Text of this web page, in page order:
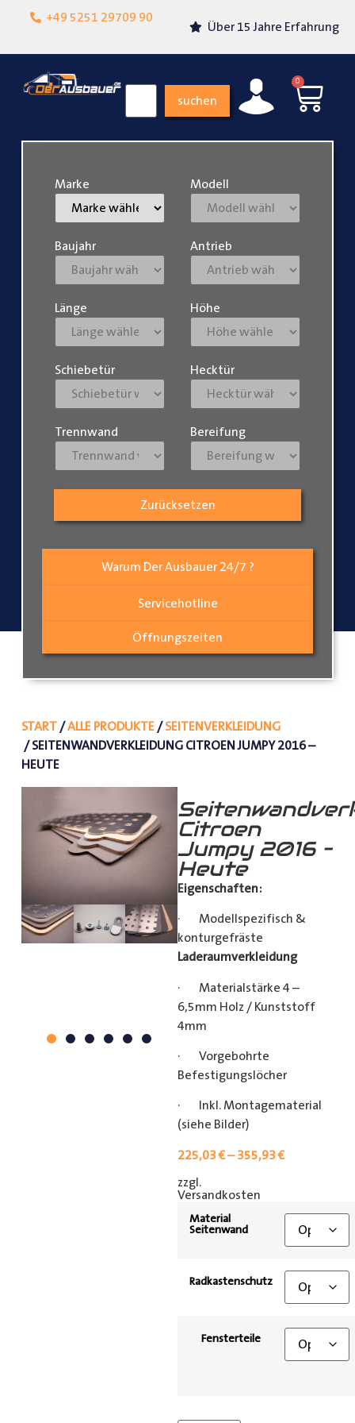
+49 5251 29709 90
Lokalgeschäft in
Über 15 Jahre Erfahrung
suchen
0
Warum Der Ausbauer 24/7 ?
Servicehotline
Öffnungszeiten
Marke Modell
Baujahr Antrieb
Länge Höhe
Schiebetür Hecktür
Trennwand Bereifung
Zurücksetzen
START/ALLE PRODUKTE/SEITENVERKLEIDUNG
/ SEITENWANDVERKLEIDUNG CITROEN JUMPY 2016 –
HEUTE
Citroen
Jumpy 2016 –
Heute
Eigenschaften:
· Modellspezifisch &
konturgefräste
Laderaumverkleidung
· Materialstärke 4 –
6,5mm Holz / Kunststoff
4mm
· Vorgebohrte
Befestigungslöcher
· Inkl. Montagematerial
(siehe Bilder)
225,03€–355,93€
zzgl.
Versandkosten
Material
Seitenwand
Radkastenschutz
Fensterteile